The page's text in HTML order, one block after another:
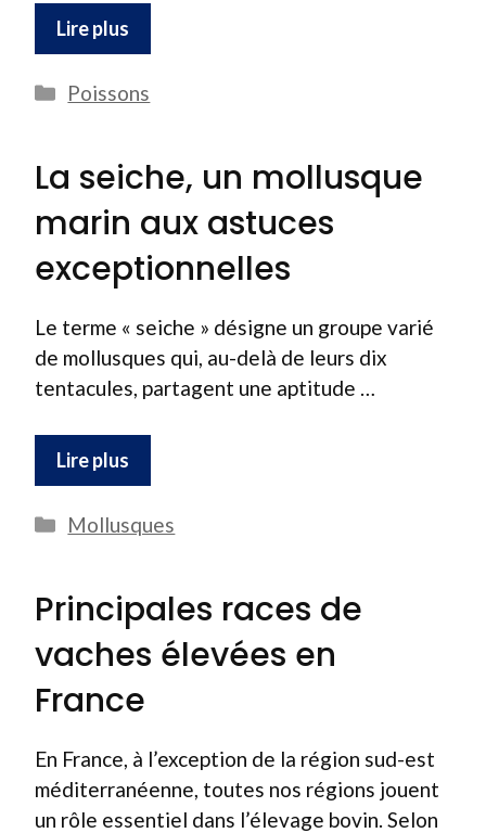
Lire plus
Catégories
Poissons
La seiche, un mollusque
marin aux astuces
exceptionnelles
Le terme « seiche » désigne un groupe varié
de mollusques qui, au-delà de leurs dix
tentacules, partagent une aptitude …
Lire plus
Catégories
Mollusques
Principales races de
vaches élevées en
France
En France, à l’exception de la région sud-est
méditerranéenne, toutes nos régions jouent
un rôle essentiel dans l’élevage bovin. Selon